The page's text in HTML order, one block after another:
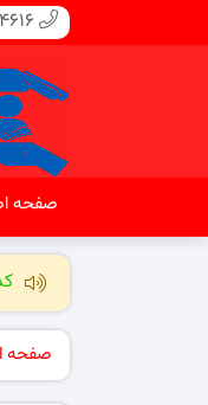
صفحه
صفحه